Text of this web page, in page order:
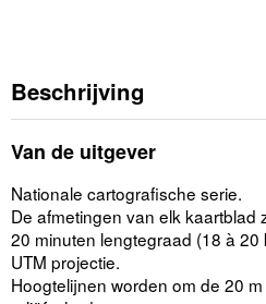
Beschrijving
Van de uitgever
Nationale cartografische serie.
De afmetingen van elk kaartblad
20 minuten lengtegraad (18 à 20
UTM projectie.
Hoogtelijnen worden om de 20